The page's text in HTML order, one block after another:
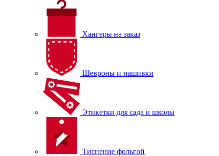
Хангеры на заказ
Шевроны и нашивки
Этикетки для сада и школы
Тиснение фольгой